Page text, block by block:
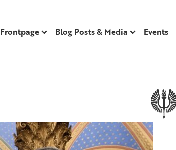
Frontpage Blog Posts & Media Events